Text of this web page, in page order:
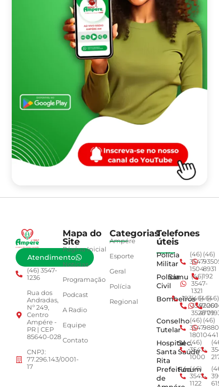
Atendimento
(46) 3547-
1236
Rua dos
Andradas,
Nº 249,
Centro
Ampére -
PR | CEP
85640-028
CNPJ:
77.296.143/0001-
17
Mapa do
Site
Página Inicial
Notícias
Programação
Podcast
A Radio
Equipe
Contato
Categorias
Ampére
Esporte
Geral
Polícia
Regional
Telefones
úteis
Polícia
Militar
(46)
3547-
1504
(46)
8931
Polícia
Civil
Samu (46)
3547-
1321
192
Bombeiros
193(46)
3547-
3528
(46)
4779
(46)
Conselho
Tutelar
(46)
3547-
1801
(46)
0441
Hospital
Santa
Rita
Sec.
Saúde
(46)
3547-
1000
Prefeitura
de
Fórum
(46)
3547-
1122